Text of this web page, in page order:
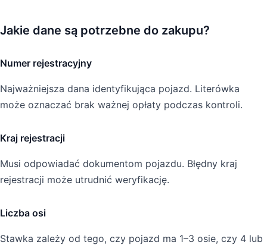
Jakie dane są potrzebne do zakupu?
Numer rejestracyjny
Najważniejsza dana identyfikująca pojazd. Literówka
może oznaczać brak ważnej opłaty podczas kontroli.
Kraj rejestracji
Musi odpowiadać dokumentom pojazdu. Błędny kraj
rejestracji może utrudnić weryfikację.
Liczba osi
Stawka zależy od tego, czy pojazd ma 1–3 osie, czy 4 lub